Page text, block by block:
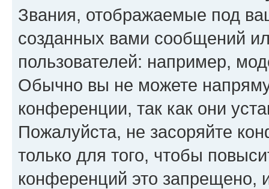
Звания, отображаемые под
созданных вами сообщений
пользователей: например,
Обычно вы не можете
конференции, так как они
Пожалуйста, не засоряйте
только для того, чтобы
конференций это запрещено,